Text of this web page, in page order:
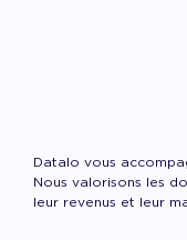
Datalo vous
Nous valorisons les
leur revenus et leur